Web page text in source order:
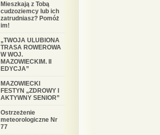
Mieszkają z Tobą
cudzoziemcy lub ich
zatrudniasz? Pomóż
im!
„TWOJA ULUBIONA
TRASA ROWEROWA
W WOJ.
MAZOWIECKIM. II
EDYCJA”
MAZOWIECKI
FESTYN „ZDROWY I
AKTYWNY SENIOR”
Ostrzeżenie
meteorologiczne Nr
77